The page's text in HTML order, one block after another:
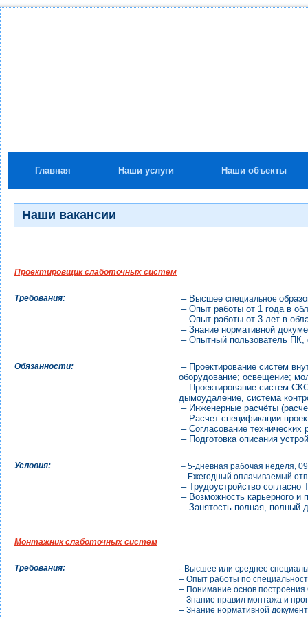
Главная Наши услуги Наши объекты
Наши вакансии
Проектировщик слаботочных систем
Требования: – Высшее специальное
– Опыт работы от 1 года в
– Опыт работы от 3 лет в
– Знание нормативной
– Опытный пользователь ПК,
Обязанности:
– Проектирование систем
оборудование; освещение;
– Проектирование систем
дымоудаление, система
– Инженерные расчёты
– Расчет спецификации
– Согласование технических
– Подготовка описания
Условия:
– 5-дневная рабочая неделя,
– Ежегодный оплачиваемый
– Трудоустройство
– Возможность карьерного и
– Занятость полная, полный
Монтажник слаботочных систем
Требования: - Высшее или среднее
– Опыт работы по
– Понимание основ
– Знание правил монтажа и
– Знание нормативной